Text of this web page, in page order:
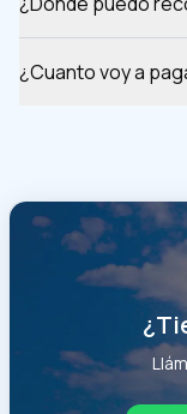
¿Cuanto voy a